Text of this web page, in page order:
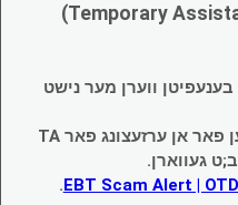
און צייטווייליגע הילף (Temporary Assistance, TA)
אפליקאציעס פאר געגנב;טע SNAP בענעפיטן ווערן מער נישט
הויזגעזינדער קענען נאכאלץ אפּלייען פאר אן ערזעצונג פאר TA
געווארן.
EBT Scam Alert |
.